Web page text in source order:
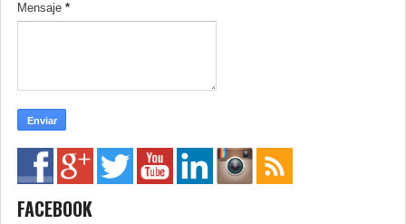
Mensaje *
FACEBOOK